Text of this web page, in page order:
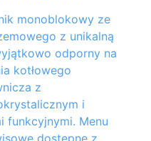
monoblokowy ze
z unikalną
odporny na
kotłowego
z
i
funkcyjnymi. Menu